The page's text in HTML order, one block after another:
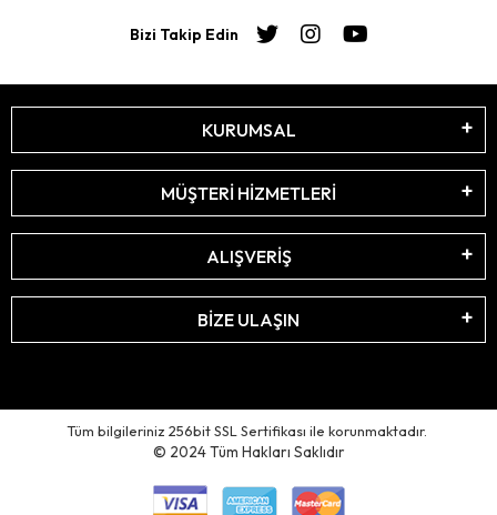
Bizi Takip Edin
KURUMSAL
MÜŞTERİ HİZMETLERİ
ALIŞVERİŞ
BİZE ULAŞIN
Tüm bilgileriniz 256bit SSL Sertifikası ile korunmaktadır.
© 2024Tüm Hakları Saklıdır